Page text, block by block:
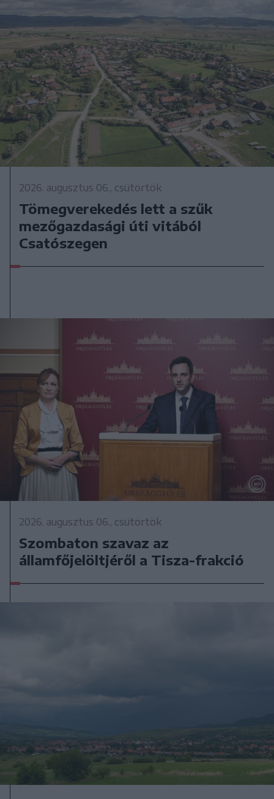
2026. augusztus 06., csütörtök
Tömegverekedés lett a szűk
mezőgazdasági úti vitából
Csatószegen
2026. augusztus 06., csütörtök
Szombaton szavaz az
államfőjelöltjéről a Tisza-frakció